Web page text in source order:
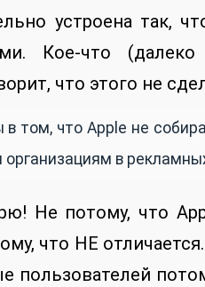
устроена так,
Кое-что
что этого не
том, что Apple не
в
Не потому, что
что НЕ
пользователей